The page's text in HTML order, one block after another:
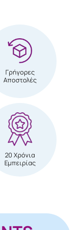
Γρήγορες
Αποστολές
20 Χρόνια
Εμπειρίας